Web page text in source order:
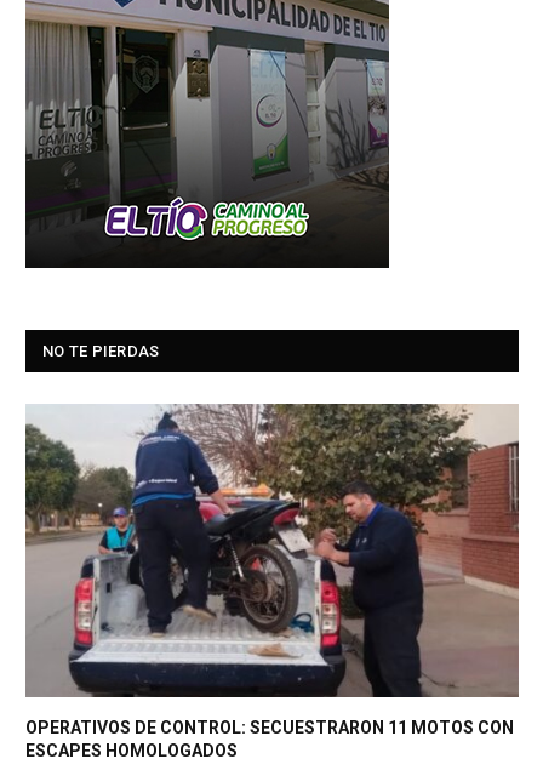
NO TE PIERDAS
OPERATIVOS DE CONTROL: SECUESTRARON 11 MOTOS CON
ESCAPES HOMOLOGADOS